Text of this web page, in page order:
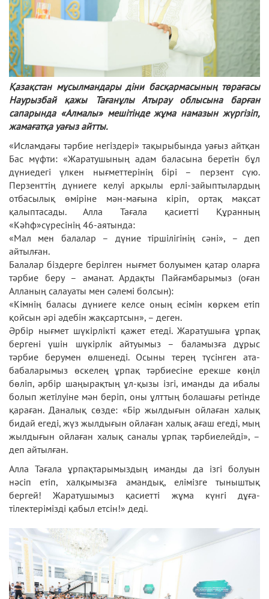
Қазақстан мұсылмандары діни басқармасының төрағасы
Наурызбай қажы Тағанұлы Атырау облысына барған
сапарында «Алмалы» мешітінде жұма намазын жүргізіп,
жамағатқа уағыз айтты.
«Исламдағы тәрбие негіздері» тақырыбында уағыз айтқан
Бас мүфти: «Жаратушының адам баласына беретін бұл
дүниедегі үлкен нығметтерінің бірі – перзент сүю.
Перзенттің дүниеге келуі арқылы ерлі-зайыптылардың
отбасылық өміріне мән-мағына кіріп, ортақ мақсат
қалыптасады. Алла Тағала қасиетті Құранның
«Кәһф»сүресінің 46-аятында:
​«Мал мен балалар – дүние тіршілігінің сәні», – деп
айтылған.
​Балалар біздерге берілген нығмет болуымен қатар оларға
тәрбие беру – аманат. Ардақты Пайғамбарымыз (оған
Алланың салауаты мен сәлемі болсын):
​«Кімнің баласы дүниеге келсе оның есімін көркем етіп
қойсын әрі әдебін жақсартсын», – деген.
​Әрбір нығмет шүкірлікті қажет етеді. Жаратушыға ұрпақ
бергені үшін шүкірлік айтуымыз – баламызға дұрыс
тәрбие берумен өлшенеді. Осыны терең түсінген ата-
бабаларымыз өскелең ұрпақ тәрбиесіне ерекше көңіл
бөліп, әрбір шаңырақтың ұл-қызы ізгі, иманды да ибалы
болып жетілуіне мән беріп, оны ұлттың болашағы ретінде
қараған. Даналық сөзде: «Бір жылдығын ойлаған халық
бидай егеді, жүз жылдығын ойлаған халық ағаш егеді, мың
жылдығын ойлаған халық саналы ұрпақ тәрбиелейді», –
деп айтылған.
Алла Тағала ұрпақтарымыздың иманды да ізгі болуын
нәсіп етіп, халқымызға амандық, елімізге тыныштық
бергей! Жаратушымыз қасиетті жұма күнгі дұға-
тілектерімізді қабыл етсін!» деді.